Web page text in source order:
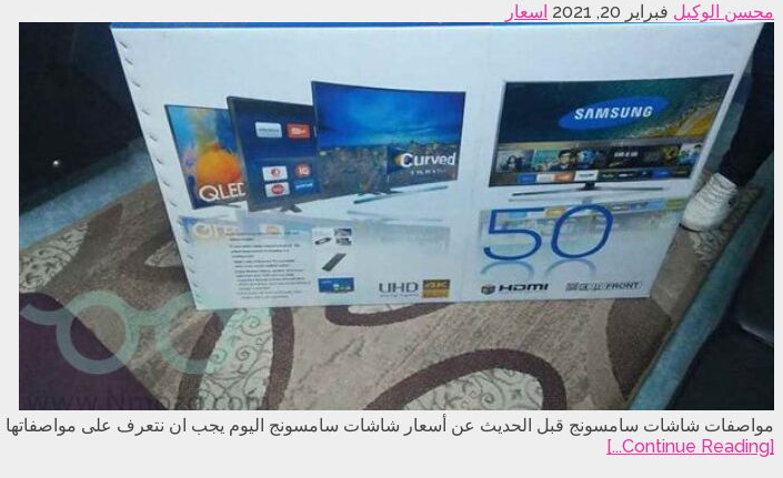
محسن الوكيل فبراير 20, 2021 اسعار
مواصفات شاشات سامسونج قبل الحديث عن أسعار شاشات سامسونج اليوم يجب ان نتعرف على مواصفاتها و
[Continue Reading...]